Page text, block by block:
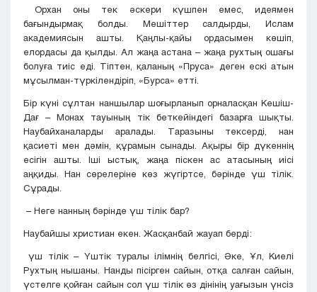
Орхан оны тек әскери күшпен емес, идеямен
бағындырмақ болды. Мешіттер салдырды, Ислам
академиясын ашты. Қаңлы-қайы ордасымен көшіп,
елордасы да қылды. Ал жаңа астана – жаңа рухтың ошағы
болуға тиіс еді. Тіптен, қаланың «Пруса» деген ескі атын
мұсылман-түркілендіріп, «Бурса» етті.
Бір күні сұлтан наншылар шоғырланып орналасқан Кешіш-
Дағ – Монах тауының тік беткейіндегі базарға шықты.
Наубайханаларды аралады. Таразыны тексерді, нан
қасиеті мен дәмін, құрамын сынады. Ақыры бір дүкеннің
есігін ашты. Іші ыстық, жаңа піскен ас атасының иісі
аңқиды. Нан сөрелеріне көз жүгіртсе, бәрінде үш тілік.
Сұрады.
– Неге нанның бәрінде үш тілік бар?
Наубайшы христиан екен. Жасқанбай жауап берді:
үш тілік – Үштік туралы ілімнің белгісі, Әке, Ұл, Киелі
Рухтың нышаны. Нанды пісірген сайын, отқа салған сайын,
үстелге қойған сайын сол үш тілік өз дінінің уағызын үнсіз